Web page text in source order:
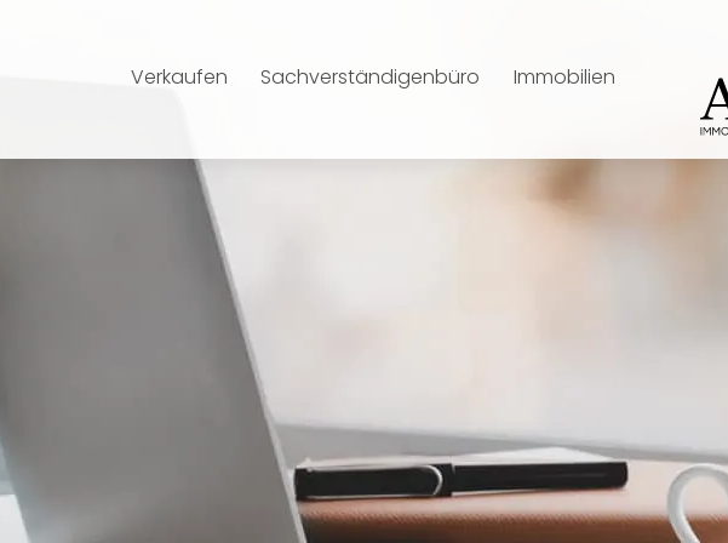
Verkaufen Sachverständigenbüro Immobilien